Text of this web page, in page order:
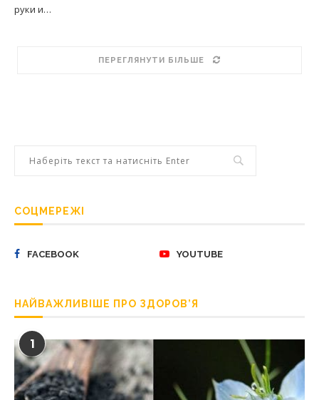
руки и…
ПЕРЕГЛЯНУТИ БІЛЬШЕ
СОЦМЕРЕЖІ
FACEBOOK YOUTUBE
НАЙВАЖЛИВІШЕ ПРО ЗДОРОВ’Я
1